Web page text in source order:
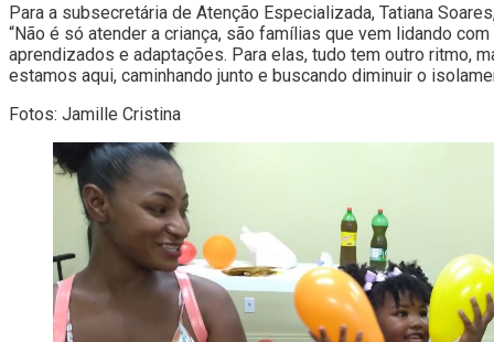
Para a subsecretária de Atenção Especializada, Tatiana
“Não é só atender a criança, são famílias que vem lidando
aprendizados e adaptações. Para elas, tudo tem outro ritmo,
estamos aqui, caminhando junto e buscando diminuir o
Fotos: Jamille Cristina